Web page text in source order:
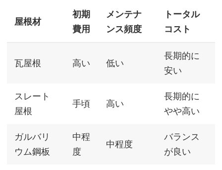
屋根材
初期
費用
メンテナ
ンス頻度
トータル
コスト
瓦屋根 高い 低い
長期的に
安い
スレート
屋根
手頃 高い
長期的に
やや高い
ガルバリ
ウム鋼板
中程
度
中程度
バランス
が良い